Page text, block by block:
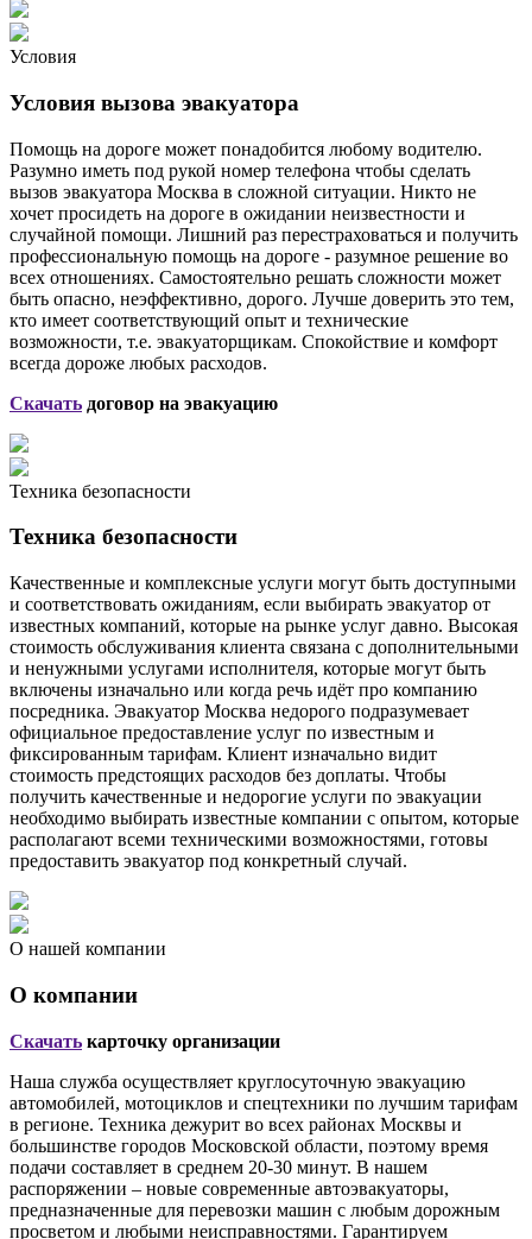
Условия
Условия вызова эвакуатора
Помощь на дороге может понадобится любому водителю.
Разумно иметь под рукой номер телефона чтобы сделать
вызов эвакуатора Москва в сложной ситуации. Никто не
хочет просидеть на дороге в ожидании неизвестности и
случайной помощи. Лишний раз перестраховаться и получить
профессиональную помощь на дороге - разумное решение во
всех отношениях. Самостоятельно решать сложности может
быть опасно, неэффективно, дорого. Лучше доверить это тем,
кто имеет соответствующий опыт и технические
возможности, т.е. эвакуаторщикам. Спокойствие и комфорт
всегда дороже любых расходов.
Скачать договор на эвакуацию
Техника безопасности
Техника безопасности
Качественные и комплексные услуги могут быть доступными
и соответствовать ожиданиям, если выбирать эвакуатор от
известных компаний, которые на рынке услуг давно. Высокая
стоимость обслуживания клиента связана с дополнительными
и ненужными услугами исполнителя, которые могут быть
включены изначально или когда речь идёт про компанию
посредника. Эвакуатор Москва недорого подразумевает
официальное предоставление услуг по известным и
фиксированным тарифам. Клиент изначально видит
стоимость предстоящих расходов без доплаты. Чтобы
получить качественные и недорогие услуги по эвакуации
необходимо выбирать известные компании с опытом, которые
располагают всеми техническими возможностями, готовы
предоставить эвакуатор под конкретный случай.
О нашей компании
О компании
Скачать карточку организации
Наша служба осуществляет круглосуточную эвакуацию
автомобилей, мотоциклов и спецтехники по лучшим тарифам
в регионе. Техника дежурит во всех районах Москвы и
большинстве городов Московской области, поэтому время
подачи составляет в среднем 20-30 минут. В нашем
распоряжении – новые современные автоэвакуаторы,
предназначенные для перевозки машин с любым дорожным
просветом и любыми неисправностями. Гарантируем